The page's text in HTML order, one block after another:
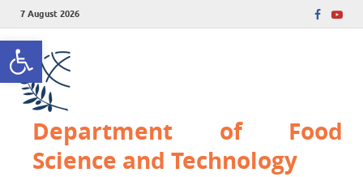
Open toolbar
7 August 2026
Department of Food
Science and Technology